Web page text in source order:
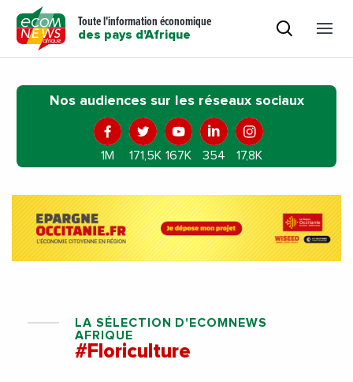
Toute l'information économique
des pays d'Afrique
Nos audiences sur les réseaux sociaux
1M 171,5K 167K 354 17,8K
LA SÉLECTION D'ECOMNEWS
AFRIQUE
#Floriculture